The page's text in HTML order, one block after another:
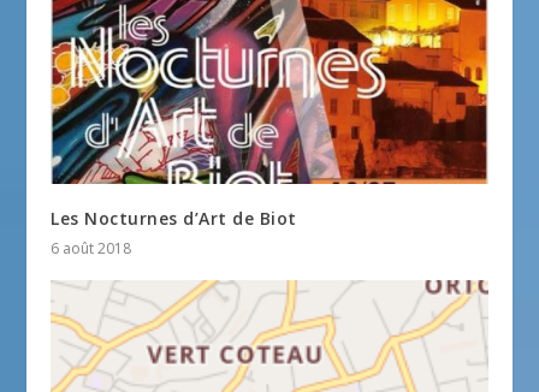
Les Nocturnes d’Art de Biot
6 août 2018